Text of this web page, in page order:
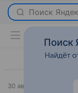
30 августа 2023
Поиск
Найдёт